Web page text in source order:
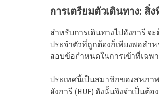
การเตรียมตัวเดินทาง: สิ่
สำหรับการเดินทางไปฮังการี จ
ประจำตัวที่ถูกต้องก็เพียงพอสำ
สอบข้อกำหนดในการเข้าที่เฉ
ประเทศนี้เป็นสมาชิกของสหภา
ฮังการี (HUF) ดังนั้นจึงจำเป็นต้